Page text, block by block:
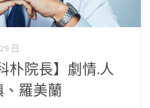
日
朴院長】劇情.人
羅美蘭